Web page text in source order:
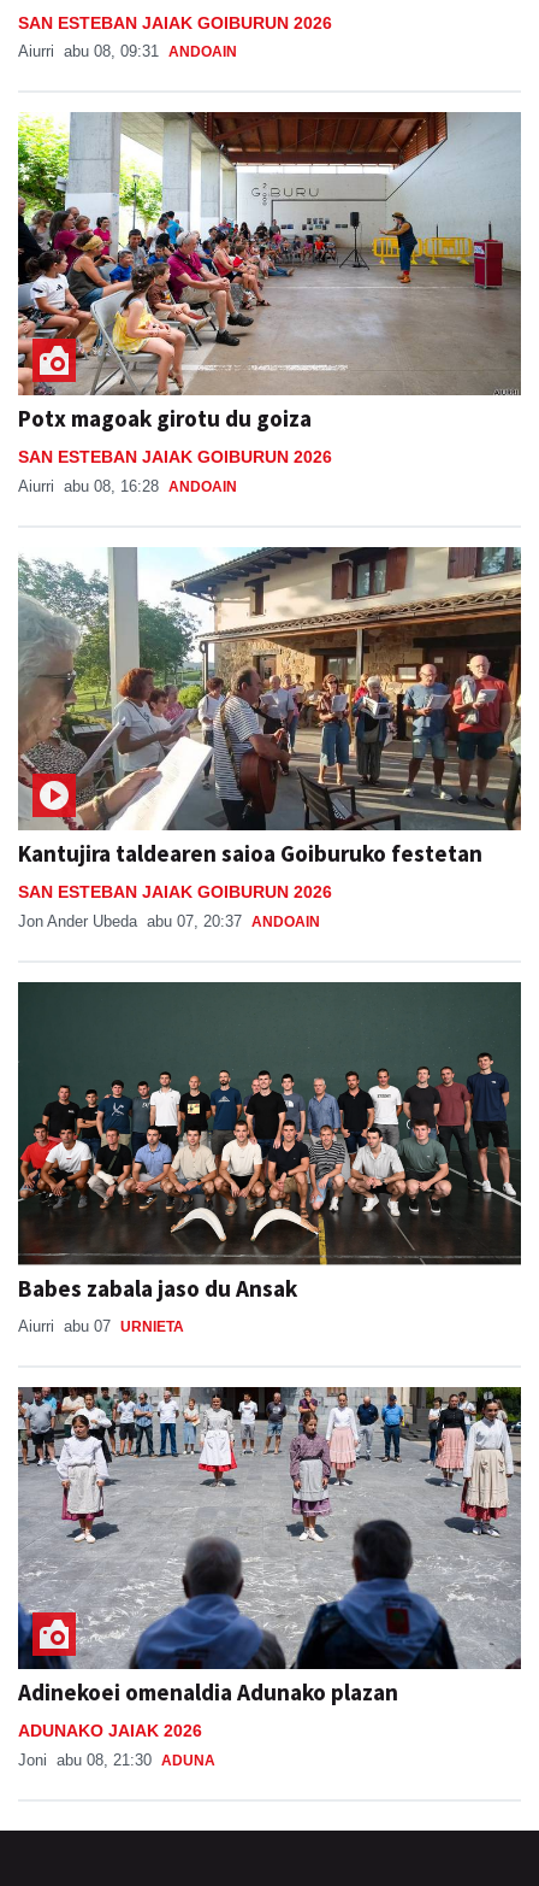
SAN ESTEBAN JAIAK GOIBURUN 2026
Aiurri abu 08, 09:31 ANDOAIN
Potx magoak girotu du goiza
SAN ESTEBAN JAIAK GOIBURUN 2026
Aiurri abu 08, 16:28 ANDOAIN
Kantujira taldearen saioa Goiburuko festetan
SAN ESTEBAN JAIAK GOIBURUN 2026
Jon Ander Ubeda abu 07, 20:37 ANDOAIN
Babes zabala jaso du Ansak
Aiurri abu 07 URNIETA
Adinekoei omenaldia Adunako plazan
ADUNAKO JAIAK 2026
Joni abu 08, 21:30 ADUNA